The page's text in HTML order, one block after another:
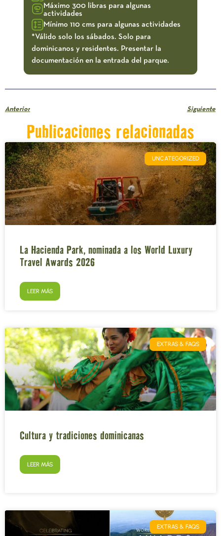
Máximo 300 libras para algunas
actividades
Mínimo 110 cms para algunas actividades
*Válido solo los sábados. Solo para
dominicanos y residentes. Presentar la
documentación en la entrada del parque.
Anterior Siguiente
Publicaciones relacionadas
UNCATEGORIZED
La Hacienda Park, nominada a los World Luxury
Travel Awards 2026
LEER MÁS
EXTRAS & FAQS
Cultura y tradiciones dominicanas
LEER MÁS
EXTRAS & FAQS